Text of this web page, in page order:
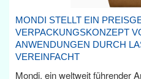
MONDI STELLT EIN
VERPACKUNGSKONZEPT
ANWENDUNGEN DURCH
VEREINFACHT
Mondi, ein weltweit führender